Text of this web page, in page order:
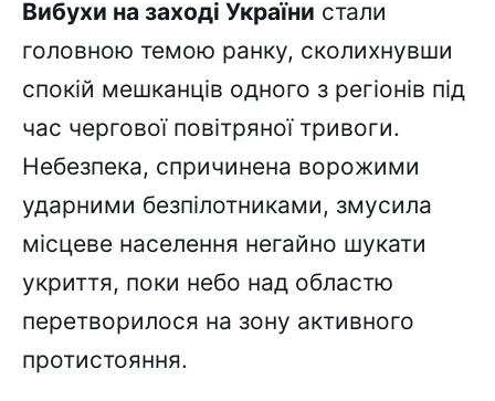
Вибухи на заході України стали
головною темою ранку, сколихнувши
спокій мешканців одного з регіонів під
час чергової повітряної тривоги.
Небезпека, спричинена ворожими
ударними безпілотниками, змусила
місцеве населення негайно шукати
укриття, поки небо над областю
перетворилося на зону активного
протистояння.